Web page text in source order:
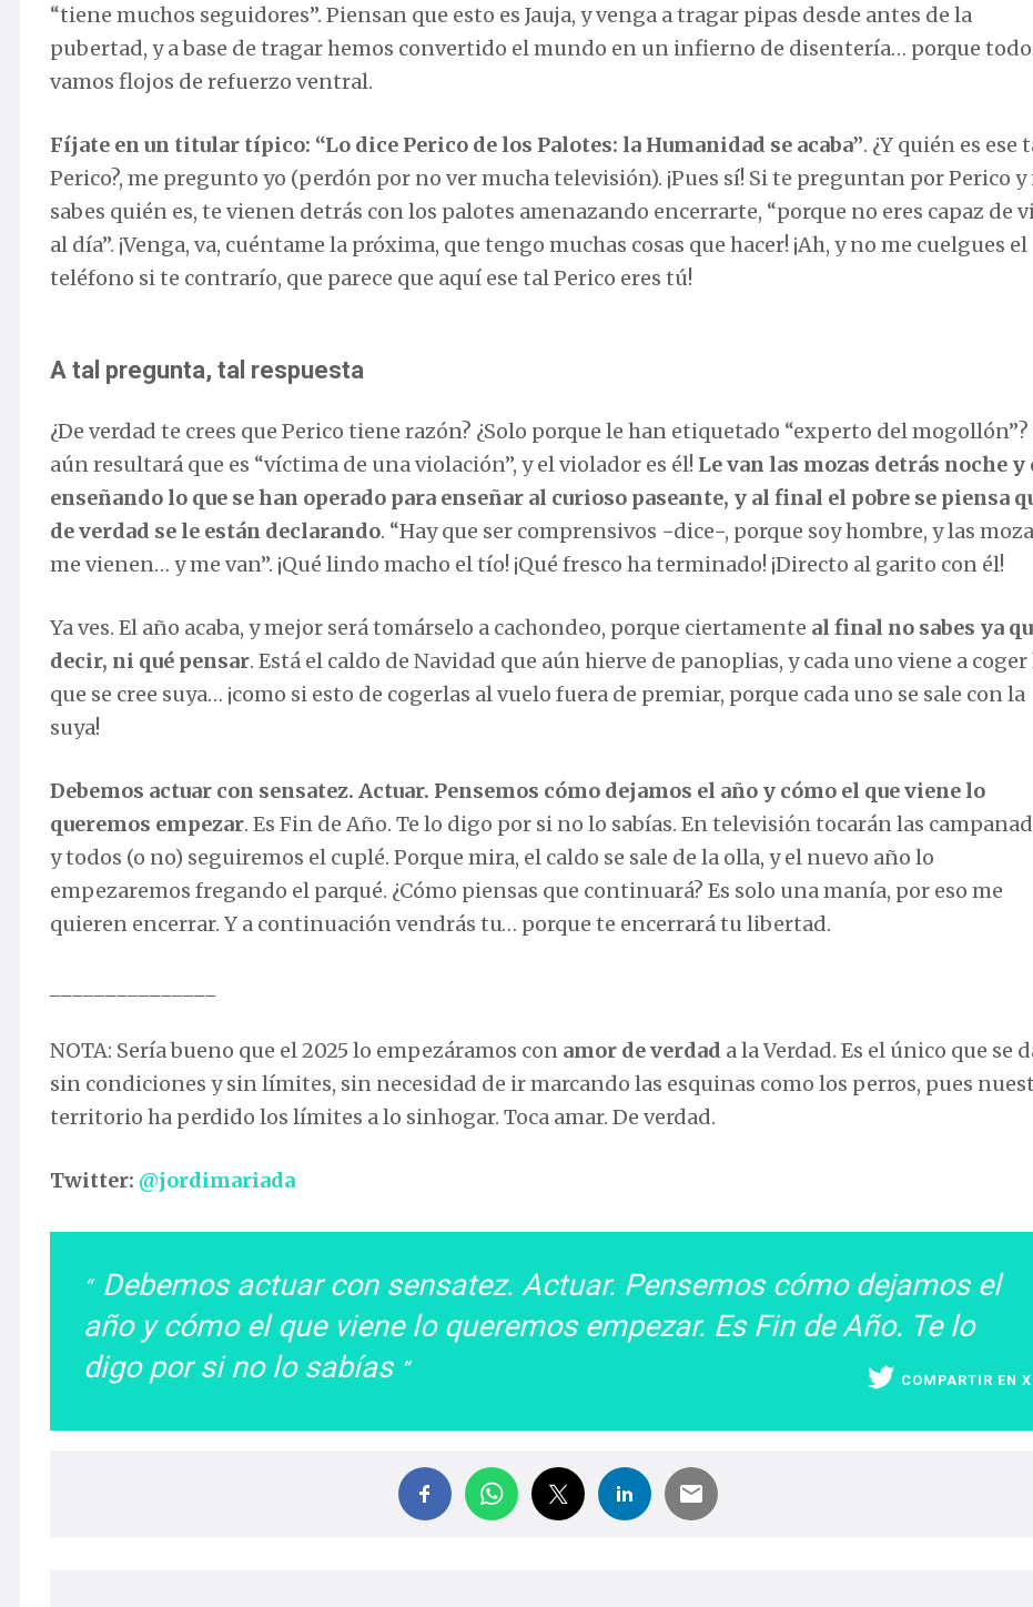
“tiene muchos seguidores”. Piensan que esto es Jauja, y venga a tragar pipas desde antes de la
pubertad, y a base de tragar hemos convertido el mundo en un infierno de disentería… porque
vamos flojos de refuerzo ventral.
Fíjate en un titular típico: “Lo dice Perico de los Palotes: la Humanidad se acaba”. ¿Y quién es ese
Perico?, me pregunto yo (perdón por no ver mucha televisión). ¡Pues sí! Si te preguntan por Perico y
sabes quién es, te vienen detrás con los palotes amenazando encerrarte, “porque no eres capaz de
al día”. ¡Venga, va, cuéntame la próxima, que tengo muchas cosas que hacer! ¡Ah, y no me cuelgues el
teléfono si te contrarío, que parece que aquí ese tal Perico eres tú!
A tal pregunta, tal respuesta
¿De verdad te crees que Perico tiene razón? ¿Solo porque le han etiquetado “experto del mogollón”?
aún resultará que es “víctima de una violación”, y el violador es él! Le van las mozas detrás noche y
enseñando lo que se han operado para enseñar al curioso paseante, y al final el pobre se piensa
de verdad se le están declarando. “Hay que ser comprensivos −dice−, porque soy hombre, y las
me vienen… y me van”. ¡Qué lindo macho el tío! ¡Qué fresco ha terminado! ¡Directo al garito con él!
Ya ves. El año acaba, y mejor será tomárselo a cachondeo, porque ciertamente al final no sabes ya
decir, ni qué pensar. Está el caldo de Navidad que aún hierve de panoplias, y cada uno viene a coger
que se cree suya… ¡como si esto de cogerlas al vuelo fuera de premiar, porque cada uno se sale con la
suya!
Debemos actuar con sensatez. Actuar. Pensemos cómo dejamos el año y cómo el que viene lo
queremos empezar. Es Fin de Año. Te lo digo por si no lo sabías. En televisión tocarán las
y todos (o no) seguiremos el cuplé. Porque mira, el caldo se sale de la olla, y el nuevo año lo
empezaremos fregando el parqué. ¿Cómo piensas que continuará? Es solo una manía, por eso me
quieren encerrar. Y a continuación vendrás tu… porque te encerrará tu libertad.
NOTA: Sería bueno que el 2025 lo empezáramos con amor de verdad a la Verdad. Es el único que se
sin condiciones y sin límites, sin necesidad de ir marcando las esquinas como los perros, pues
territorio ha perdido los límites a lo sinhogar. Toca amar. De verdad.
Twitter: @jordimariada
Debemos actuar con sensatez. Actuar. Pensemos cómo dejamos el
año y cómo el que viene lo queremos empezar. Es Fin de Año. Te lo
digo por si no lo sabías
COMPARTIR EN X